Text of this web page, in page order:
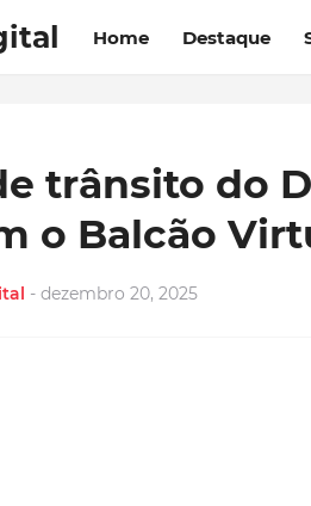
Home Destaque
trânsito do
o Balcão
- dezembro 20, 2025